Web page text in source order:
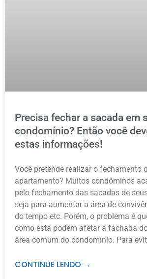
Precisa fechar a sacada em
condomínio? Então você
estas informações!
Você pretende realizar o fechamento
apartamento? Muitos condôminos
pelo fechamento das sacadas de
seja para aumentar a área de
do tempo etc. Porém, o problema é
como esta podem afetar a fachada
área comum do condomínio. Para
CONTINUE LENDO →